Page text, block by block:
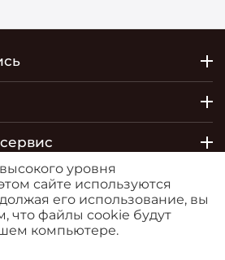
Сайт
уровня
сайте используются
его использование, вы
что файлы cookie будут
компьютере.